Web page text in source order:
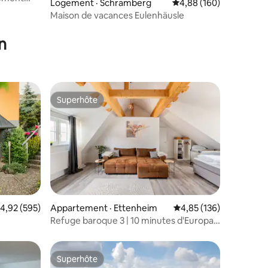
Logement · Schramberg Note moyenne de
4,88 (160)
Maison de vacances Eulenhäusle
moyenne de 4,92 sur 5, 595 commentaires
4,92 (595)
Superhôte
Superhôte
Appartement · Ettenheim Note moyenne de
4,85 (136)
Refuge baroque 3 | 10 minutes d'Europa-
plus aimésSuperhôte
Superhôte